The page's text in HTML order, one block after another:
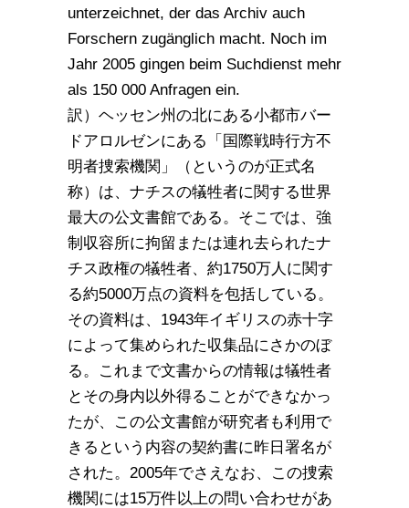
unterzeichnet, der das Archiv auch
Forschern zugänglich macht. Noch im
Jahr 2005 gingen beim Suchdienst mehr
als 150 000 Anfragen ein.
訳）ヘッセン州の北にある小都市バー
ドアロルゼンにある「国際戦時行方不
明者捜索機関」（というのが正式名
称）は、ナチスの犠牲者に関する世界
最大の公文書館である。そこでは、強
制収容所に拘留または連れ去られたナ
チス政権の犠牲者、約1750万人に関す
る約5000万点の資料を包括している。
その資料は、1943年イギリスの赤十字
によって集められた収集品にさかのぼ
る。これまで文書からの情報は犠牲者
とその身内以外得ることができなかっ
たが、この公文書館が研究者も利用で
きるという内容の契約書に昨日署名が
された。2005年でさえなお、この捜索
機関には15万件以上の問い合わせがあ